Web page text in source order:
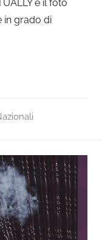
è il foto
in grado di